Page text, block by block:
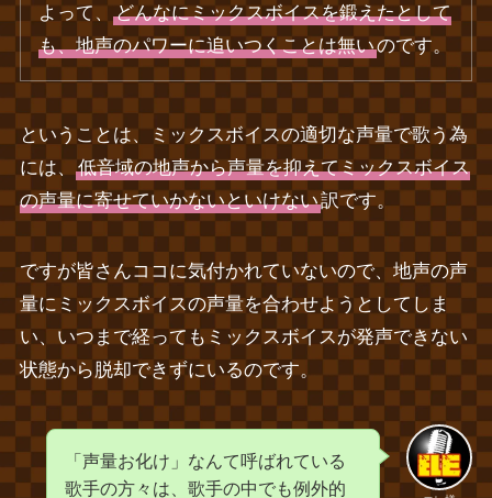
よって、どんなにミックスボイスを鍛えたとして
も、地声のパワーに追いつくことは無いのです。
ということは、ミックスボイスの適切な声量で歌う為
には、
低音域の地声から声量を抑えてミックスボイス
の声量に寄せていかないといけない訳です。
ですが皆さんココに気付かれていないので、地声の声
量にミックスボイスの声量を合わせようとしてしま
い、いつまで経ってもミックスボイスが発声できない
状態から脱却できずにいるのです。
「声量お化け」なんて呼ばれている
歌手の方々は、歌手の中でも例外的